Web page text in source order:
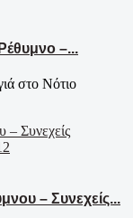
–...
στο Νότιο
– Συνεχείς...